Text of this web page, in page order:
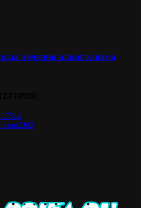
лечения алкоголизма
7514
2382